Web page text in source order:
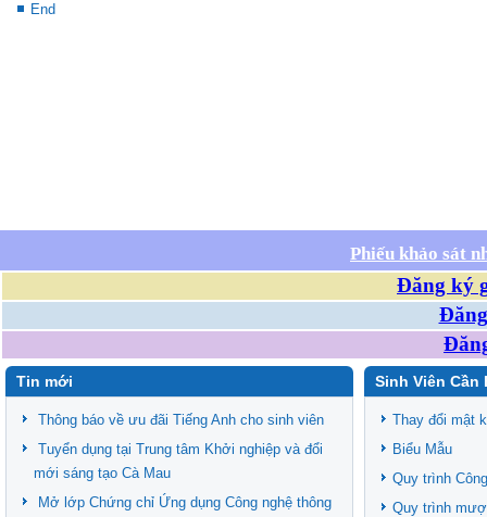
End
Phiếu khảo sát
Đăng ký
Tin mới
Thông báo về ưu đãi Tiếng Anh cho sinh viên
Tuyển dụng tại Trung tâm Khởi nghiệp và đổi
mới sáng tạo Cà Mau
Mở lớp Chứng chỉ Ứng dụng Công nghệ thông
Sinh Viên Cần
Thay đổi mật
Biểu Mẫu
Quy trình
Quy trình